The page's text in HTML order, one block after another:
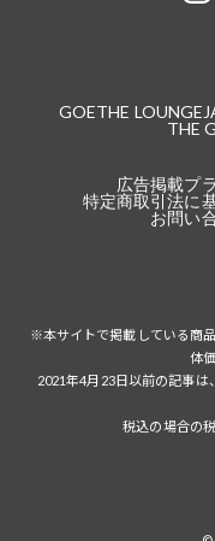
GOETHE LOUNGE
THE
広告掲載プ
特定商取引法に
お問い
※本サイトで掲載している商
体
2021年4月23日以前の記事
税込の場合の